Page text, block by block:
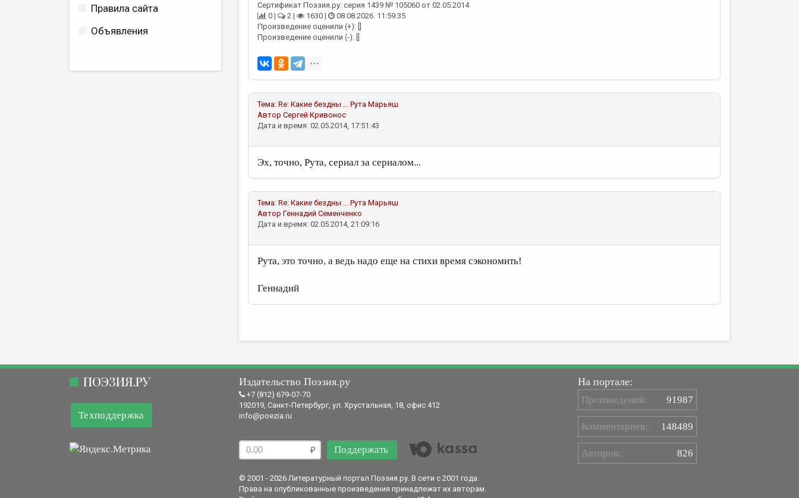
Правила сайта
Объявления
Сертификат Поэзия.ру: серия 1439 № 105060 от 02.05.2014
0 |
2 | 1630 |
08.08.2026. 11:59:35
Произведение оценили (+): []
Произведение оценили (-): []
Тема: Re: Какие бездны ... Рута Марьяш
Автор Сергей Кривонос
Дата и время: 02.05.2014, 17:51:43
Эх, точно, Рута, сериал за сериалом...
Тема: Re: Какие бездны ... Рута Марьяш
Автор Геннадий Семенченко
Дата и время: 02.05.2014, 21:09:16
Рута, это точно, а ведь надо еще на стихи время сэкономить!
Геннадий
ПОЭЗИЯ.РУ
Техподдержка
Издательство Поэзия.ру
+7 (812) 679-07-70
192019, Санкт-Петербург, ул. Хрустальная, 18, офис 412
info@poezia.ru
Поддержать
© 2001 - 2026 Литературный портал Поэзия.ру. В сети с 2001 года.
Права на опубликованные произведения принадлежат их авторам.
На портале:
Произведений: 91987
Комментариев: 148489
Авторов: 826